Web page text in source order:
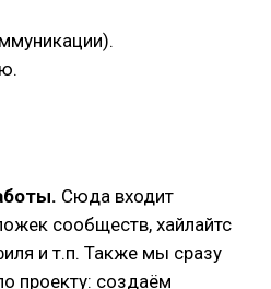
Сюда входит
сообществ, хайлайтс
и т.п. Также мы сразу
проекту: создаём